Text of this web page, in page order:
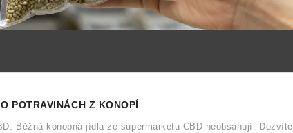
POTRAVINÁCH Z KONOPÍ
Běžná konopná jídla ze supermarketu CBD neobsahují. Dozvíte